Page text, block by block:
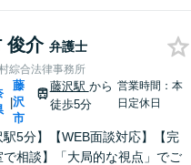
俊介 弁護士
綜合法律事務所
|
藤
沢
市
藤沢駅 から
徒歩5分
営業時間：本
日定休日
駅5分】【WEB面談対応】【完
で相談】「大局的な視点」でご